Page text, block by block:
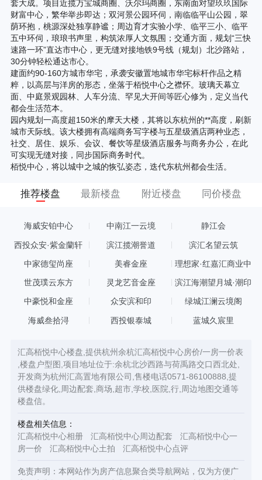
套大成。项目近揽万宝城商圈、沃尔玛商圈，东南面对望玖玖国际
财富中心，繁华举步即达；双河景公园环伺，南临临平山公园，翠
荫环抱，桃源深处独享静谧；周边育才实验小学、临平三小、临平
五中环伺，琅琅书声里，构筑浓厚人文氛围；交通方面，规划“三快
速路一环”直达市中心，更无缝对接地铁9号线（规划）北沙路站，
30分钟轻松通达市心。
建面约90-160方城市华宅，承袭安徽置地城市华宅标杆作品之精
粹，以高层与洋房的形态，坐落于栢悦中心之襟怀。玻璃天幕立
面、中庭景观园林、人车分流、罕见大开间等匠心修为，定义当代
都会生活范本。
园内规划一高度超150米的摩天大楼，其将以东杭州的**高度，刷新
城市天际线。该大楼拥有高端商务写字楼与五星级酒店两种业态，
社交、居住、娱乐、会议、餐饮等星级酒店服务与商务办公，在此
可实现无缝对接，同步国际商务时代。
栢悦中心，将以城中之城的恢弘姿态，迭代东杭州都会生活。
推荐楼盘 最新楼盘 附近楼盘 同价楼盘
海威安铂中心 中南江一云境 静江会
西投众安·紫金蘭轩 滨江揽潮誉道 滨汇名望云筑
中家德玺尚座 美睿金座
理想家·红嘉汇商业中
世茂璞云东方 灵龙艺音金座 滨江海潮望月城·潮印
中豪悦和金座 众安滨和印 绿城江澜云境阁
海威叁拾浔 西投银泰城 蓝城久宸里
汇高栢悦中心楼盘,提供杭州余杭汇高栢悦中心房价/一房一价表
,楼盘户型图,项目地址位于:余杭北沙西路与荷禹路交口西北处,
开发商为杭州汇高置地有限公司,售楼电话0571-86100888,提
供楼盘绿化,周边配套,商场,超市,学校,医院,行,周边地图交通等
楼盘信。
楼盘相关信息：
汇高栢悦中心相册
汇高栢悦中心周边配套
汇高栢悦中心一
房一价
汇高栢悦中心土拍 汇高栢悦中心点评
免责声明：本网站作为房产信息聚合类导航网站，仅为方便广